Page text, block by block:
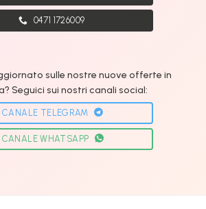
0471 1726009
sulle nostre nuove offerte in
Seguici sui nostri canali social:
CANALE TELEGRAM
CANALE WHATSAPP